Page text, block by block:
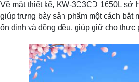
Về mặt thiết kế, KW-3C3CD 1650L sở
giúp trưng bày sản phẩm một cách bắt
ổn định và đồng đều, giúp giữ cho thực